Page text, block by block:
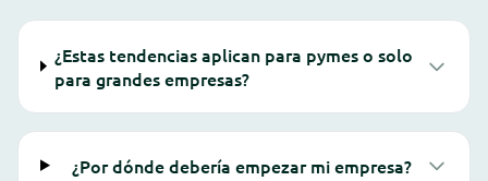
¿Estas tendencias aplican para pymes o solo
para grandes empresas?
¿Por dónde debería empezar mi empresa?